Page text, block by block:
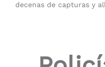
Accessibility
decenas de capturas y